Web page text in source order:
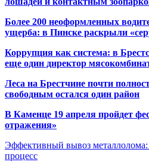
Более 200 неоформленных
ущерба: в Пинске раскрыли
Коррупция как система: в
еще один директор
Леса на Брестчине почти
свободным остался один район
В Каменце 19 апреля пройдет
отражения»
Эффективный вывоз металлолома:
процесс